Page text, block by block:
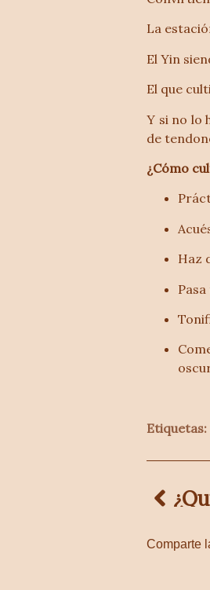
La
El Yin
El que
Y si no lo
de
¿Cómo
Haz
Etiquetas:
Comparte